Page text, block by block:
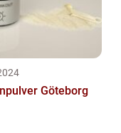
Göteborg